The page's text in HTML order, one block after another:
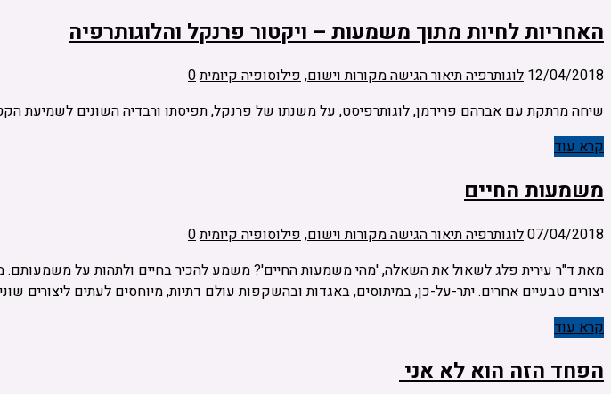
האחריות לחיות מתוך משמעות – ויקטור פרנקל והלוגותרפיה
12/04/2018 לוגותרפיה תיאור הגישה מקורות וישום,פילוסופיה קיומית0
שיחה מרתקת עם אברהם פרידמן, לוגותרפיסט, על משנתו של פרנקל, תפיסתו ורבדיה השונים לשמיעת
קרא עוד
משמעות החיים
07/04/2018לוגותרפיה תיאור הגישה מקורות וישום,פילוסופיה קיומית0
מאת ד"ר עירית פלג לשאול את השאלה, 'מהי משמעות החיים'? משמע להכיר בחיים ולתהות על משמעותם.
יצורים טבעיים אחרים. יתר-על-כן, במיתוסים, באגדות ובהשקפות עולם דתיות, מיוחסים לעתים ליצורים
קרא עוד
הפחד הזה הוא לא אני